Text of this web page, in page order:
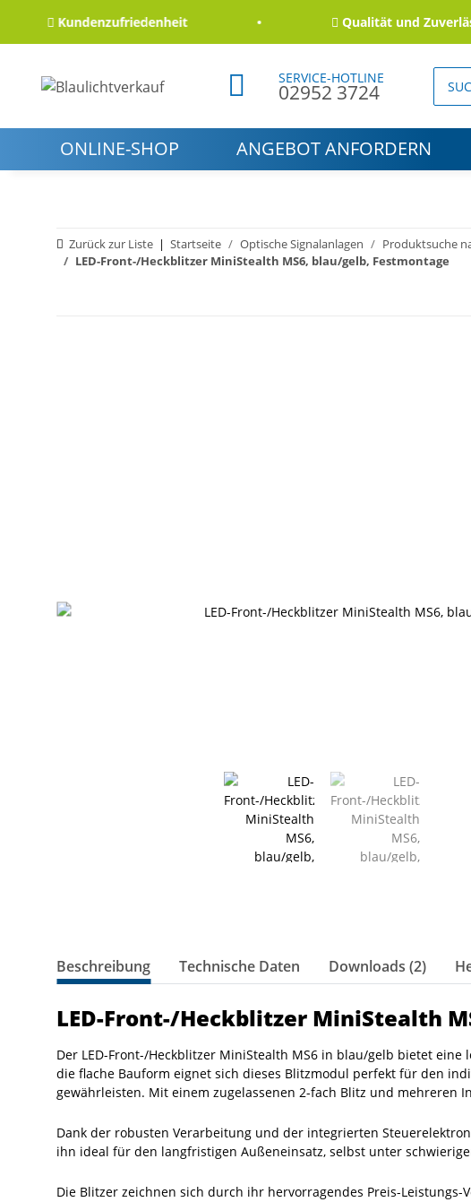
Kundenzufriedenheit Qualität und
SERVICE-HOTLINE
02952 3724
ONLINE-SHOP ANGEBOT ANFORDERN
Zurück zur Liste Startseite Optische Signalanlagen Produktsuche
LED-Front-/Heckblitzer MiniStealth MS6, blau/gelb, Festmontage
Beschreibung Technische Daten Downloads (2)
LED-Front-/Heckblitzer MiniStealth
Der LED-Front-/Heckblitzer MiniStealth MS6 in blau/gelb bietet
die flache Bauform eignet sich dieses Blitzmodul perfekt für den
gewährleisten. Mit einem zugelassenen 2-fach Blitz und
Dank der robusten Verarbeitung und der integrierten
ihn ideal für den langfristigen Außeneinsatz, selbst unter
Die Blitzer zeichnen sich durch ihr hervorragendes Preis-Leistungs-